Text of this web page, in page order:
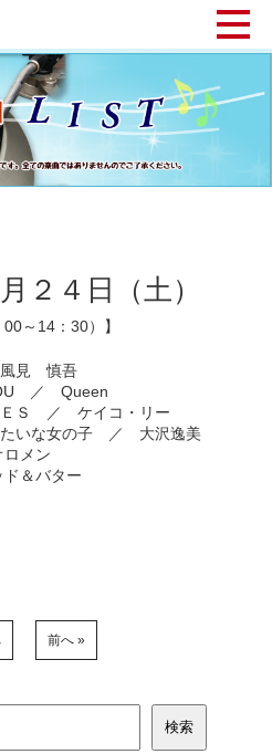
２４日（土）
～14：30）】
見 慎吾
／ Queen
Ｓ ／ ケイコ・リー
たいな女の子 ／ 大沢逸美
メン
＆バター
前へ »